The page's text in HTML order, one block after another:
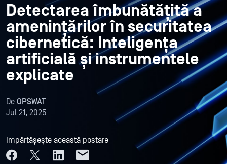
Detectarea îmbunătățită a
amenințărilor în securitatea
cibernetică: Inteligența
artificială și instrumentele
explicate
De OPSWAT
Jul 21, 2025
Împărtășește această postare